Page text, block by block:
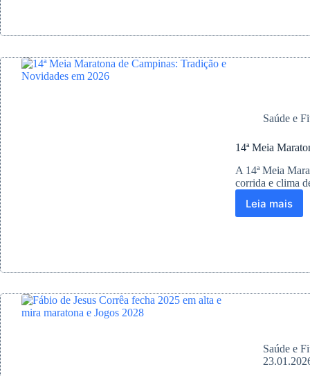
de
de
Saúde e
14ª Meia
A 14ª Meia
corrida e clima
Leia mais
14ª
Saúde e